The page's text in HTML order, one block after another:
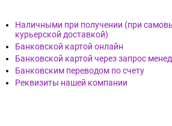
Наличными при получении (при
курьерской доставкой)
Банковской картой онлайн
Банковской картой через запрос
Банковским переводом по счету
Реквизиты нашей компании